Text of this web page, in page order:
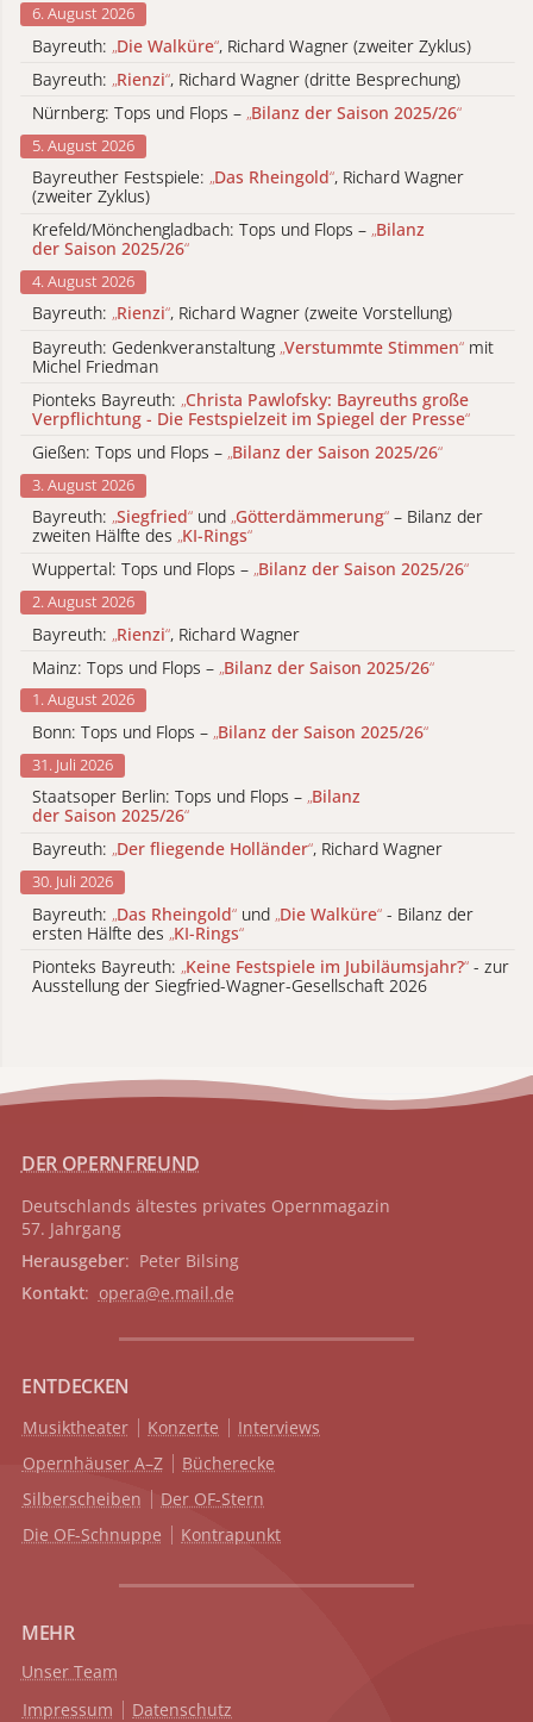
6. August 2026
Bayreuth: „Die Walküre“, Richard Wagner (zweiter Zyklus)
Bayreuth: „Rienzi“, Richard Wagner (dritte Besprechung)
Nürnberg: Tops und Flops – „Bilanz der Saison 2025/26“
5. August 2026
Bayreuther Festspiele: „Das Rheingold“, Richard Wagner
(zweiter Zyklus)
Krefeld/Mönchengladbach: Tops und Flops – „Bilanz
der Saison 2025/26“
4. August 2026
Bayreuth: „Rienzi“, Richard Wagner (zweite Vorstellung)
Bayreuth: Gedenkveranstaltung „Verstummte Stimmen“ mit
Michel Friedman
Pionteks Bayreuth: „Christa Pawlofsky: Bayreuths große
Verpflichtung - Die Festspielzeit im Spiegel der Presse“
Gießen: Tops und Flops – „Bilanz der Saison 2025/26“
3. August 2026
Bayreuth: „Siegfried“ und „Götterdämmerung“ – Bilanz der
zweiten Hälfte des „KI-Rings“
Wuppertal: Tops und Flops – „Bilanz der Saison 2025/26“
2. August 2026
Bayreuth: „Rienzi“, Richard Wagner
Mainz: Tops und Flops – „Bilanz der Saison 2025/26“
1. August 2026
Bonn: Tops und Flops – „Bilanz der Saison 2025/26“
31. Juli 2026
Staatsoper Berlin: Tops und Flops – „Bilanz
der Saison 2025/26“
Bayreuth: „Der fliegende Holländer“, Richard Wagner
30. Juli 2026
Bayreuth: „Das Rheingold“ und „Die Walküre“ - Bilanz der
ersten Hälfte des „KI-Rings“
Pionteks Bayreuth: „Keine Festspiele im Jubiläumsjahr?“ - zur
Ausstellung der Siegfried-Wagner-Gesellschaft 2026
DER OPERNFREUND
Deutschlands ältestes privates Opernmagazin
57. Jahrgang
Herausgeber: Peter Bilsing
Kontakt: opera@e.mail.de
ENTDECKEN
Musiktheater Konzerte
Interviews
Opernhäuser A–Z
Bücherecke
Silberscheiben
Der OF-Stern
Die OF-Schnuppe
Kontrapunkt
MEHR
Unser Team
Impressum
Datenschutz